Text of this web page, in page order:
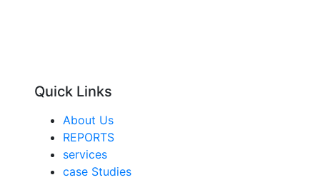
Quick Links
About Us
REPORTS
services
case Studies